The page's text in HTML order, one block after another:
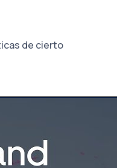
de cierto